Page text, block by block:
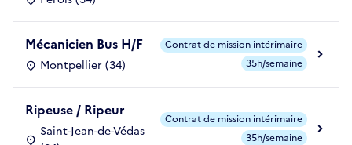
Mécanicien Bus H/F
Montpellier (34)
Contrat de mission intérimaire
35h/semaine
Ripeuse / Ripeur
Saint-Jean-de-Védas
Contrat de mission intérimaire
35h/semaine